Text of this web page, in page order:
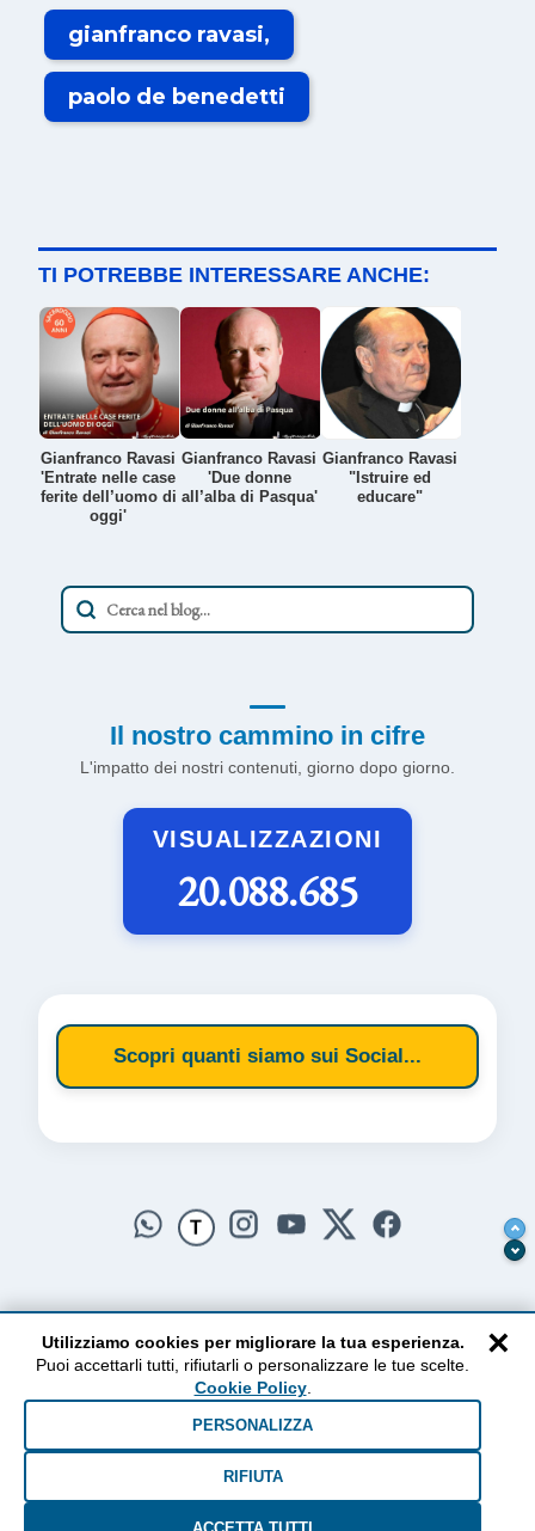
gianfranco ravasi
paolo de benedetti
TI POTREBBE INTERESSARE ANCHE:
Gianfranco Ravasi
'Entrate nelle case
ferite dell’uomo di
oggi'
Gianfranco Ravasi
'Due donne
all’alba di Pasqua'
Gianfranco Ravasi
"Istruire ed
educare"
Il nostro cammino in cifre
L'impatto dei nostri contenuti, giorno dopo giorno.
VISUALIZZAZIONI
20.088.685
Scopri quanti siamo sui Social...
T
AlzogliOcchiversoilCielo
Dal 2010 ad oggi • Testi e pensieri tra terra e cielo
×
Utilizziamo cookies per migliorare la tua esperienza.
Puoi accettarli tutti, rifiutarli o personalizzare le tue scelte.
Cookie Policy.
PERSONALIZZA
RIFIUTA